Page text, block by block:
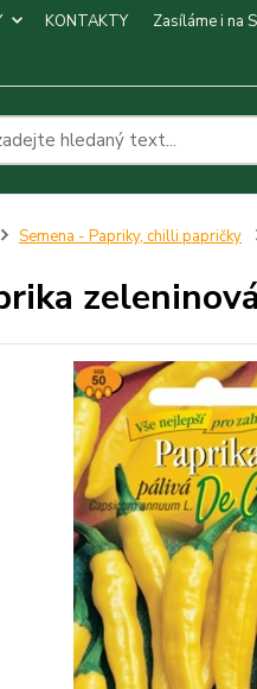
KONTAKTY Zasíláme i na
Semena - Papriky, chilli papričky